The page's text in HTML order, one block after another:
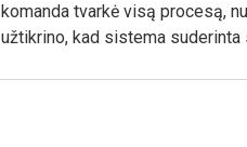
komanda tvarkė visą procesą,
užtikrino, kad sistema suderinta